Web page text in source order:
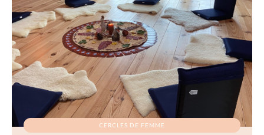
CERCLES DE FEMME